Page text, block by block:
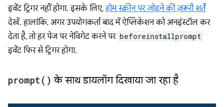
इवेंट ट्रिगर नहीं होगा. इसके लिए,होम स्क्रीन पर जोड़ने की ज़रूरी शर्तें
देखें. हालांकि, अगर उपयोगकर्ता बाद में ऐप्लिकेशन को अनइंस्टॉल कर
देता है, तो हर पेज पर नेविगेट करने पर beforeinstallprompt
इवेंट फिर से ट्रिगर होगा.
prompt( ) के साथ डायलॉग दिखाया जा रहा है